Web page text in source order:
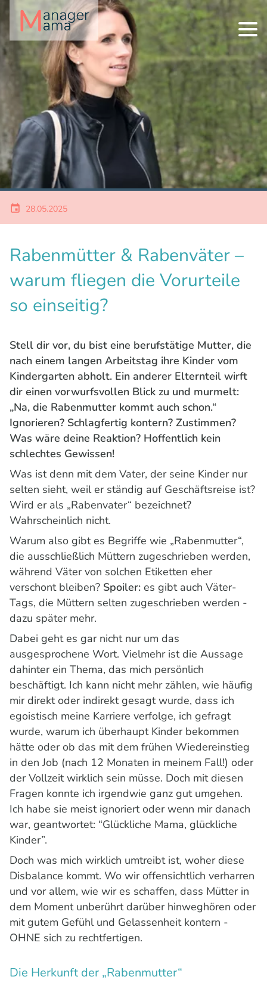
28.05.2025
Rabenmütter & Rabenväter –
warum fliegen die Vorurteile
so einseitig?
Stell dir vor, du bist eine berufstätige Mutter, die
nach einem langen Arbeitstag ihre Kinder vom
Kindergarten abholt. Ein anderer Elternteil wirft
dir einen vorwurfsvollen Blick zu und murmelt:
„Na, die Rabenmutter kommt auch schon.“
Ignorieren? Schlagfertig kontern? Zustimmen?
Was wäre deine Reaktion? Hoffentlich kein
schlechtes Gewissen!
Was ist denn mit dem Vater, der seine Kinder nur
selten sieht, weil er ständig auf Geschäftsreise ist?
Wird er als „Rabenvater“ bezeichnet?
Wahrscheinlich nicht.
Warum also gibt es Begriffe wie „Rabenmutter“,
die ausschließlich Müttern zugeschrieben werden,
während Väter von solchen Etiketten eher
verschont bleiben? Spoiler: es gibt auch Väter-
Tags, die Müttern selten zugeschrieben werden -
dazu später mehr.
Dabei geht es gar nicht nur um das
ausgesprochene Wort. Vielmehr ist die Aussage
dahinter ein Thema, das mich persönlich
beschäftigt. Ich kann nicht mehr zählen, wie häufig
mir direkt oder indirekt gesagt wurde, dass ich
egoistisch meine Karriere verfolge, ich gefragt
wurde, warum ich überhaupt Kinder bekommen
hätte oder ob das mit dem frühen Wiedereinstieg
in den Job (nach 12 Monaten in meinem Fall!) oder
der Vollzeit wirklich sein müsse. Doch mit diesen
Fragen konnte ich irgendwie ganz gut umgehen.
Ich habe sie meist ignoriert oder wenn mir danach
war, geantwortet: “Glückliche Mama, glückliche
Kinder”.
Doch was mich wirklich umtreibt ist, woher diese
Disbalance kommt. Wo wir offensichtlich verharren
und vor allem, wie wir es schaffen, dass Mütter in
dem Moment unberührt darüber hinweghören oder
mit gutem Gefühl und Gelassenheit kontern -
OHNE sich zu rechtfertigen.
Die Herkunft der „Rabenmutter“